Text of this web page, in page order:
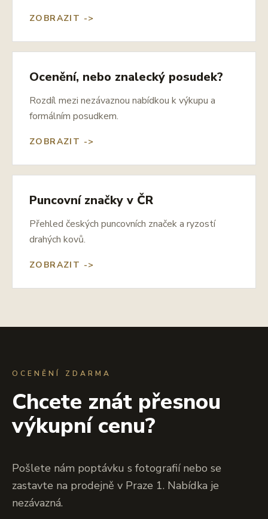
ZOBRAZIT ->
Ocenění, nebo znalecký posudek?
Rozdíl mezi nezávaznou nabídkou k výkupu a
formálním posudkem.
ZOBRAZIT ->
Puncovní značky v ČR
Přehled českých puncovních značek a ryzostí
drahých kovů.
ZOBRAZIT ->
OCENĚNÍ ZDARMA
Chcete znát přesnou
výkupní cenu?
Pošlete nám poptávku s fotografií nebo se
zastavte na prodejně v Praze 1. Nabídka je
nezávazná.